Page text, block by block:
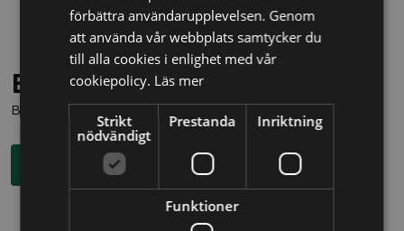
Behöver du juridisk hjälp?
Boka en kostnadsfri konsultation direkt via knappen nedan.
Boka rådgivning
förbättra användarupplevelsen. Genom
att använda vår webbplats samtycker du
till alla cookies i enlighet med vår
cookiepolicy. Läs mer
Strikt
nödvändigt
Prestanda Inriktning
Funktioner